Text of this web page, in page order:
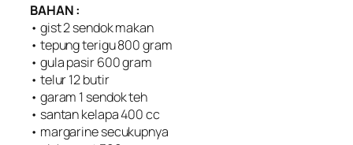
BAHAN :
• gist 2 sendok makan
• tepung terigu 800 gram
• gula pasir 600 gram
• telur 12 butir
• garam 1 sendok teh
• santan kelapa 400 cc
• margarine secukupnya